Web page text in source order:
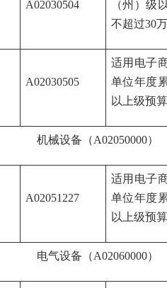
A02030504
（州）级
不超过30
A02030505
适用电子
单位年度
以上级预
机械设备（A02050000）
A02051227
适用电子
单位年度
以上级预
电气设备（A02060000）